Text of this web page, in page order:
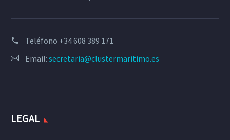
Teléfono +34 608 389 171
Email: secretaria@clustermaritimo.es
LEGAL